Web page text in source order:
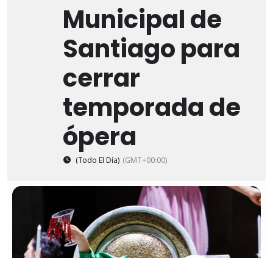
Municipal de
Santiago para
cerrar
temporada de
ópera
(Todo El Día) (GMT+00:00)